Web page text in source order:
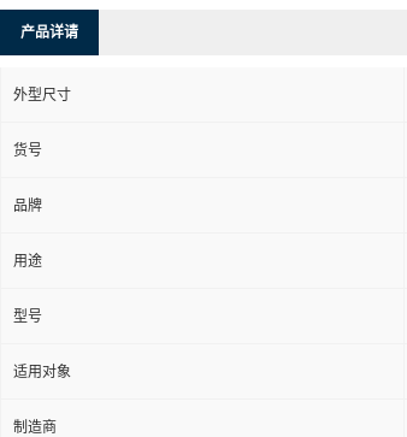
产品详请
外型尺寸
货号
品牌
用途
型号
适用对象
制造商